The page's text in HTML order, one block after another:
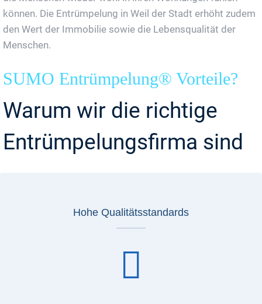
können. Die Entrümpelung in Weil der Stadt erhöht zudem
den Wert der Immobilie sowie die Lebensqualität der
Menschen.
SUMO Entrümpelung® Vorteile?
Warum wir die richtige
Entrümpelungsfirma sind
Hohe Qualitätsstandards